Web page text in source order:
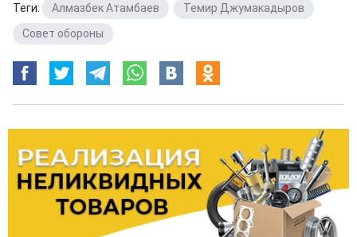
Теги: Алмазбек Атамбаев Темир Джумакадыров
Совет обороны